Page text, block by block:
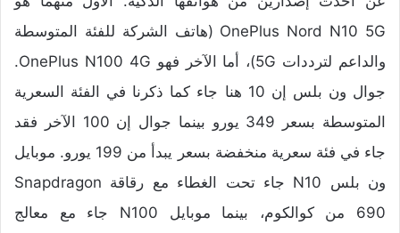
OnePlus Nord N10 5G (هاتف الشركة للفئة المتوسطة
والداعم لترددات 5G)، أما الآخر فهو OnePlus N100 4G.
جوال ون بلس إن 10 هنا جاء كما ذكرنا في الفئة السعرية
المتوسطة بسعر 349 يورو بينما جوال إن 100 الآخر فقد
جاء في فئة سعرية منخفضة بسعر يبدأ من 199 يورو. موبايل
ون بلس N10 جاء تحت الغطاء مع رقاقة Snapdragon
690 من كوالكوم، بينما موبايل N100 جاء مع معالج